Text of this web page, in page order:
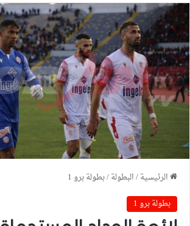
الرئيسية/البطولة/بطولة برو 1
بطولة برو 1